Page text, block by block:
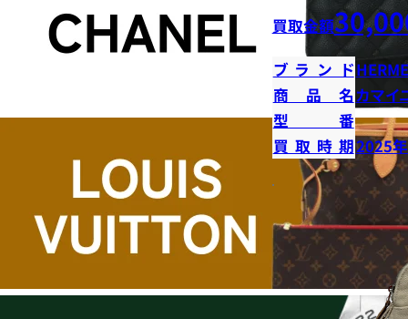
買取金額
ブランド
商品名 カマイ
型番
買取時期2025